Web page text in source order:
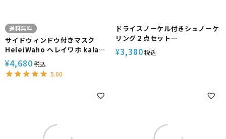
送料無料
サイドウィンドウ付きマスク
HeleiWaho ヘレイワホ kalama
3点セット 100％ ドライスノーケ
ル シュノーケリングセット 男女
兼用
¥4,680税込
5.00
ドライスノーケル付きシュノーケ
リング２点セット
HeleiWaho スノーケリング セ
ット ohana＋ kokua ドライス
¥3,380税込